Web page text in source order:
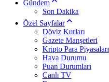
Gündem
Son Dakika
Özel Sayfalar
Döviz Kurları
Gazete Manşetleri
Kripto Para Piyasaları
Hava Durumu
Puan Durumları
Canlı TV